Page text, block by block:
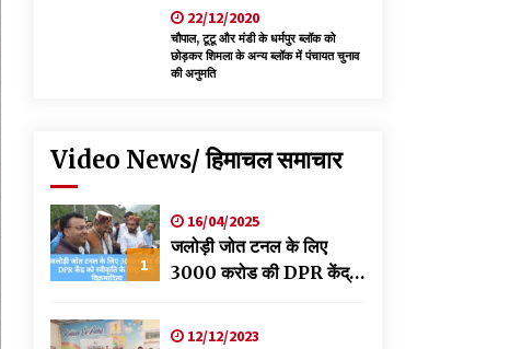
22/12/2020
चौपाल, टूटू और मंडी के धर्मपुर ब्लॉक को
छोड़कर शिमला के अन्य ब्लॉक में पंचायत चुनाव
की अनुमति
Video News/ हिमाचल समाचार
1
16/04/2025
जलोड़ी जोत टनल के लिए
3000 करोड की DPR केंद्र
विक्रमादित्य
12/12/2023